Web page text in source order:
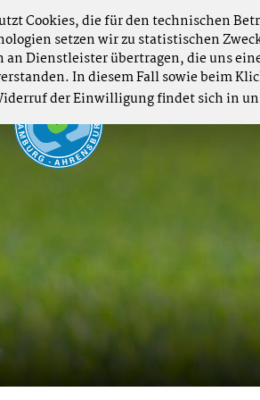
Cookies, die für den technischen
setzen wir zu statistischen
an Dienstleister übertragen, die uns
In diesem Fall sowie beim
der Einwilligung findet sich in
Mannschaftsmeister 2026